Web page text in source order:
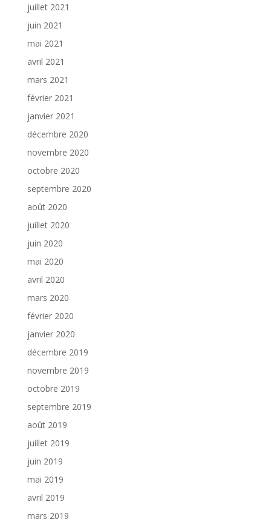
juillet 2021
juin 2021
mai 2021
avril 2021
mars 2021
février 2021
janvier 2021
décembre 2020
novembre 2020
octobre 2020
septembre 2020
août 2020
juillet 2020
juin 2020
mai 2020
avril 2020
mars 2020
février 2020
janvier 2020
décembre 2019
novembre 2019
octobre 2019
septembre 2019
août 2019
juillet 2019
juin 2019
mai 2019
avril 2019
mars 2019